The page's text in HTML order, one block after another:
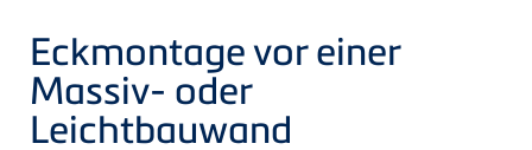
Eckmontage vor einer
Massiv- oder
Leichtbauwand